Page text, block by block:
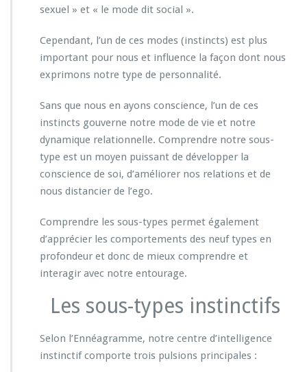
sexuel » et « le mode dit social ».
Cependant, l’un de ces modes (instincts) est plus
important pour nous et influence la façon dont nous
exprimons notre type de personnalité.
Sans que nous en ayons conscience, l’un de ces
instincts gouverne notre mode de vie et notre
dynamique relationnelle. Comprendre notre sous-
type est un moyen puissant de développer la
conscience de soi, d’améliorer nos relations et de
nous distancier de l’ego.
Comprendre les sous-types permet également
d’apprécier les comportements des neuf types en
profondeur et donc de mieux comprendre et
interagir avec notre entourage.
Les sous-types instinctifs
Selon l’Ennéagramme, notre centre d’intelligence
instinctif comporte trois pulsions principales :